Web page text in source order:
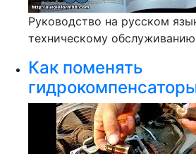
Руководство на русском
техническому
Как поменять